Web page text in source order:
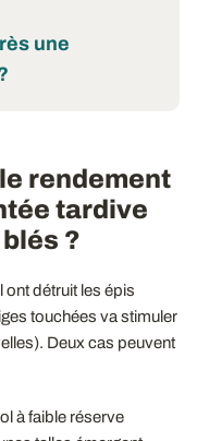
une
rendement
tardive
?
ont détruit les épis
touchées va stimuler
Deux cas peuvent
à faible réserve